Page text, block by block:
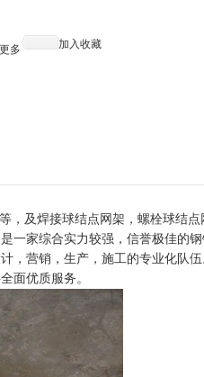
更多 加入收藏
，及焊接球结点网架，螺栓球结
一家综合实力较强，信誉极佳的钢
，营销，生产，施工的专业化队
面优质服务。